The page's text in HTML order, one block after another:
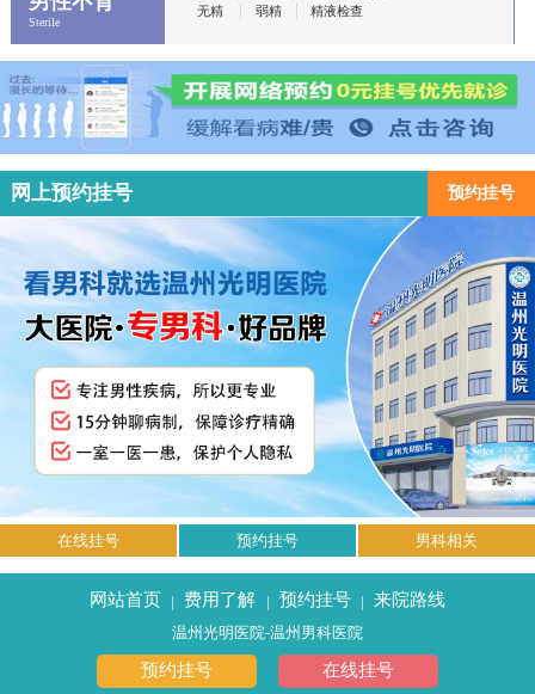
Sterile
无精
弱精 精液检查
网上预约挂号 预约挂号
在线挂号 预约挂号 男科相关
网站首页 | 费用了解 | 预约挂号 | 来院路线
温州光明医院-温州男科医院
预约挂号 在线挂号